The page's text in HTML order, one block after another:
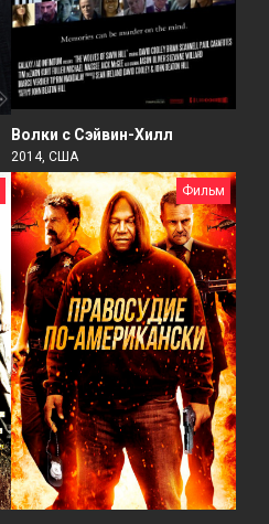
Волки с Сэйвин-Хилл
2014, США
Фильм